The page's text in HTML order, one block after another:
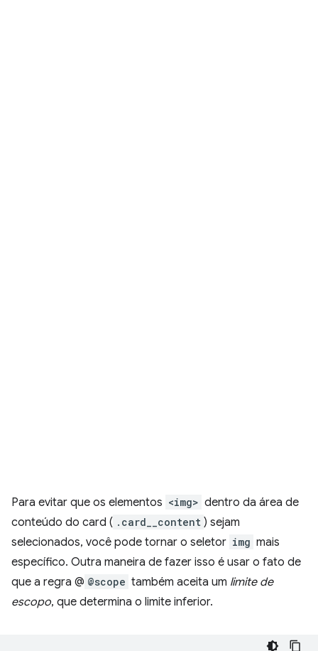
Para evitar que os elementos <img> dentro da área de
conteúdo do card ( .card__content ) sejam
selecionados, você pode tornar o seletor img mais
específico. Outra maneira de fazer isso é usar o fato de
que a regra @ @scope também aceita um limite de
escopo, que determina o limite inferior.